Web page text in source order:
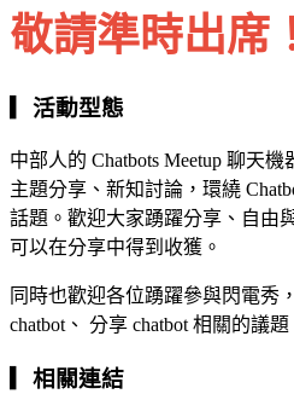
敬請準時出席
▎活動型態
中部人的 Chatbots Meetup 聊天
主題分享、新知討論，環繞
話題。歡迎大家踴躍分享、自由
可以在分享中得到收獲。
同時也歡迎各位踴躍參與閃電秀
chatbot、 分享 chatbot 相關的議題
▎相關連結